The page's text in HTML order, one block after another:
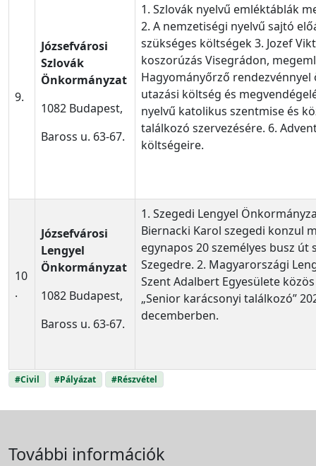
9.
Józsefvárosi
Szlovák
Önkormányzat
1082 Budapest,
Baross u. 63-67.
1. Szlovák nyelvű emléktáblák
2. A nemzetiségi nyelvű sajtó
szükséges költségek 3. Jozef
koszorúzás Visegrádon,
Hagyományőrző rendezvénnyel
utazási költség és
nyelvű katolikus szentmise és
találkozó szervezésére. 6.
költségeire.
10
.
Józsefvárosi
Lengyel
Önkormányzat
1082 Budapest,
Baross u. 63-67.
1. Szegedi Lengyel
Biernacki Karol szegedi konzul
egynapos 20 személyes busz út
Szegedre. 2. Magyarországi
Szent Adalbert Egyesülete
„Senior karácsonyi találkozó”
decemberben.
#Civil #Pályázat #Részvétel
További információk